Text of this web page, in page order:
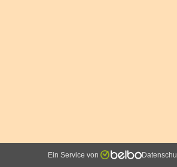
Ein Service von